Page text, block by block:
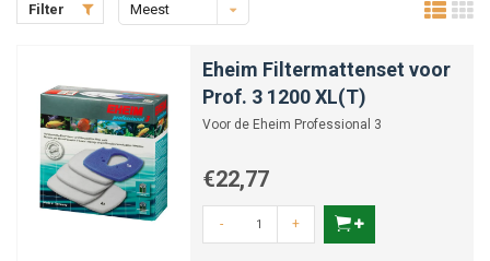
Filter
Meest
Eheim Filtermattenset voor
Prof. 3 1200 XL(T)
Voor de Eheim Professional 3
€22,77
- +